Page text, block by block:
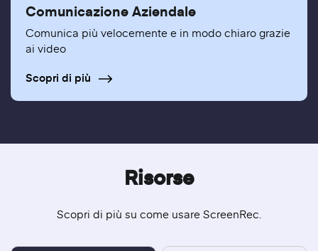
Comunicazione Aziendale
Comunica più velocemente e in modo chiaro grazie
ai video
Scopri di più
Risorse
Scopri di più su come usare ScreenRec.